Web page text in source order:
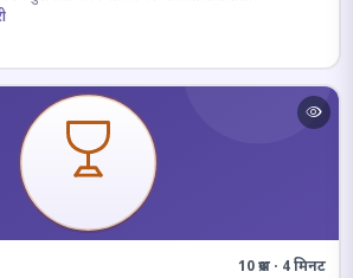
10 प्रश्न · 4 मिनट